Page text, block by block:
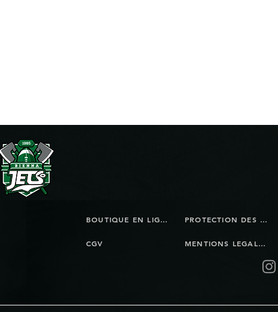
BOUTIQUE EN LIGNE
CGV
PROTECTION DES DONNÉES
MENTIONS LEGALES